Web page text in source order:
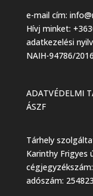
e-mail cím:
Hívj minket:
adatkezelési
NAIH-94786/
ADATVÉDELMI
ÁSZF
Tárhely
Karinthy Frigyes
adószám: